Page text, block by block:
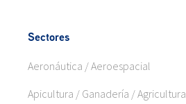
Sectores
Aeronáutica / Aeroespacial
Apicultura / Ganadería / Agricultura